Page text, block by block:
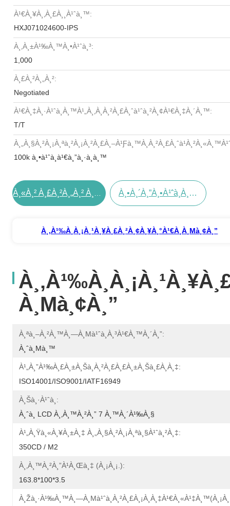
À¹€à¸¥à¸‚à¸£à¸¸à¹ˆà¸™:
HXJ071024600-IPS
À¸‚à¸±à¹‰à¸™à¸•à¹ˆà¸³:
1,000
À¸£à¸²à¸„à¸²:
Negotiated
À¹€à¸‡à¸·à¹ˆà¸­à¸™à¹„à¸‚à¸à¸²à¸£à¸ˆà¹ˆà¸²à¸¢à¹€à¸‡à¸´à¸™:
T/T
100k à¸•à¹ˆà¸­à¹€à¸”à¸·à¸­à¸™
À¸•à¸´à¸”à¸•à¹ˆà¸­à¸•à¸­à¸™à¸™à¸µà¹‰
À¸‚à¹‰à¸­à¸¡à¸¹à¸¥à¸£à¸²à¸¢à¸¥à¸°à¹€à¸­à¸µà¸¢à¸”
À¸µà¸¢à¸”
À¸ªà¸–À¸²à¸™à¸—À¸µà¹ˆà¸à¸³à¹€à¸™à¸´à¸”:
À¸ˆà¸µà¸™
À¹„à¸”à¹‰à¸£à¸±à¸šà¸à¸²à¸£à¸£à¸±à¸šà¸£à¸­à¸‡:
ISO14001/ISO9001/IATF16949
À¸Šà¸·à¹ˆà¸­:
À¸ˆà¸­ LCD À¸‚à¸™à¸²à¸” 7 À¸™à¸´à¹‰à¸§
À¹„à¸Ÿà¸«à¸¥à¸±à¸‡ À¸„à¸§à¸²à¸¡à¸ªà¸§à¹ˆà¸²à¸‡:
350CD / M2
À¸‚à¸™à¸²à¸”à¹à¸œà¸‡ (à¸¡à¸¡.):
163.8*100*3.5